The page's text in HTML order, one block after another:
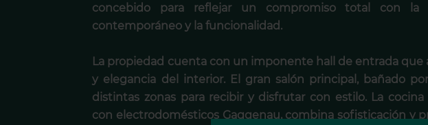
concebido para reflejar un compromiso total con la
contemporáneo y la funcionalidad.
La propiedad cuenta con un imponente hall de entrada que
y elegancia del interior. El gran salón principal, bañado
distintas zonas para recibir y disfrutar con estilo. La
con electrodomésticos Gaggenau, combina sofisticación y